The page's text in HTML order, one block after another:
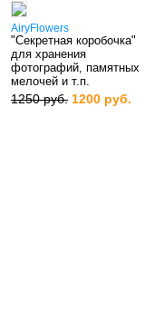
AiryFlowers
"Секретная коробочка"
для хранения
фотографий, памятных
мелочей и т.п.
1250 руб. 1200 руб.